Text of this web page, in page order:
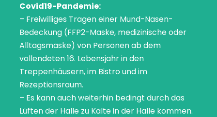
Covid19-Pandemie:
– Freiwilliges Tragen einer Mund-Nasen-
Bedeckung (FFP2-Maske, medizinische oder
Alltagsmaske) von Personen ab dem
vollendeten 16. Lebensjahr in den
Treppenhäusern, im Bistro und im
Rezeptionsraum.
– Es kann auch weiterhin bedingt durch das
Lüften der Halle zu Kälte in der Halle kommen.